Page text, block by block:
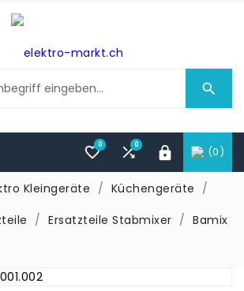

(0)

0
0
Kleingeräte
Küchengeräte
Ersatzteile Stabmixer
Bamix